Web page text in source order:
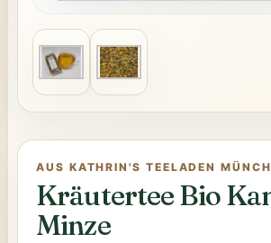
AUS KATHRIN'S TEELADEN
Kräutertee Bio
Minze